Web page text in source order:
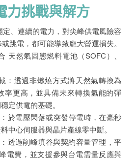
力挑戰與解方
、連續的電力，對尖峰供電風險容
跳電，都可能導致龐大營運損失。
天然氣固態燃料電池（SOFC）、
：透過非燃燒方式將天然氣轉換為
率更高，並具備未來轉換氫能的彈
定供電的基礎。
於電壓閃落或突發停電時，在毫秒
中心伺服器與晶片產線零中斷。
透過削峰填谷與契約容量管理，平
電費，並支援參與台電需量反應與